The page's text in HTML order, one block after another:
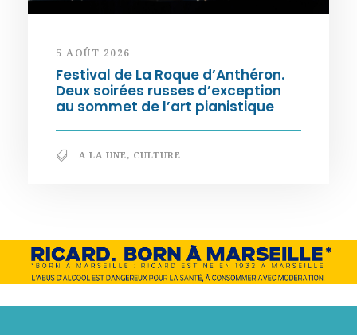
5 AOÛT 2026
Festival de La Roque d’Anthéron.
Deux soirées russes d’exception
au sommet de l’art pianistique
A LA UNE, CULTURE